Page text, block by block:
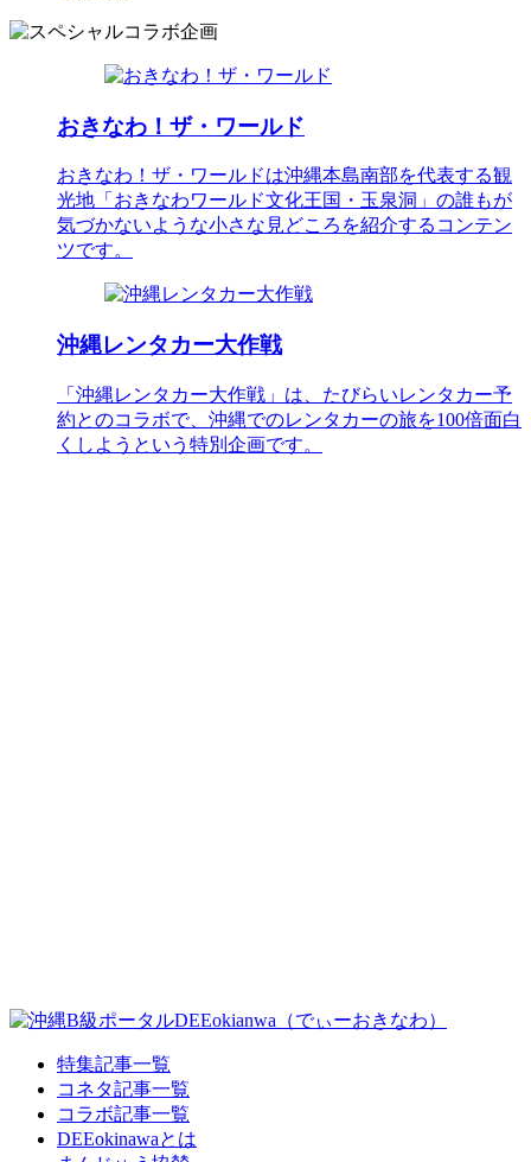
おきなわ！ザ・ワールド
おきなわ！ザ・ワールドは沖縄本島南部を代表する観
光地「おきなわワールド文化王国・玉泉洞」の誰もが
気づかないような小さな見どころを紹介するコンテン
ツです。
沖縄レンタカー大作戦
「沖縄レンタカー大作戦」は、たびらいレンタカー予
約とのコラボで、沖縄でのレンタカーの旅を100倍面白
くしようという特別企画です。
特集記事一覧
コネタ記事一覧
コラボ記事一覧
DEEokinawaとは